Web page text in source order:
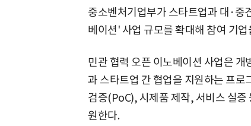
중소벤처기업부가 스타트업과 대·중
베이션' 사업 규모를 확대해 참여 기
민관 협력 오픈 이노베이션 사업은
과 스타트업 간 협업을 지원하는 프
검증(PoC), 시제품 제작, 서비스 실
원한다.